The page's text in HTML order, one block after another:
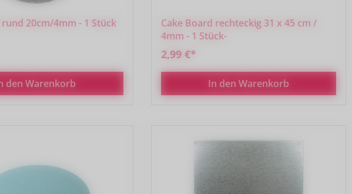
20cm/4mm - 1 Stück
den Warenkorb
Cake Board rechteckig 31 x 45 cm /
4mm - 1 Stück-
2,99 €*
In den Warenkorb